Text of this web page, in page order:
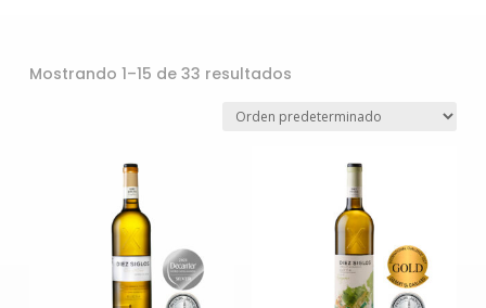
Mostrando 1–15 de 33 resultados